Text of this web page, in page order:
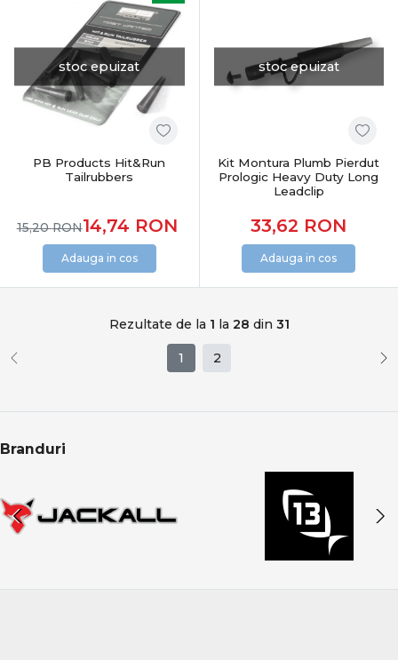
stoc epuizat
PB Products Hit&Run
Tailrubbers
14,74 RON
15,20RON
Adauga in cos
stoc epuizat
Kit Montura Plumb Pierdut
Prologic Heavy Duty Long
Leadclip
33,62 RON
Adauga in cos
Rezultate de la 1 la 28 din 31
1 2
Branduri